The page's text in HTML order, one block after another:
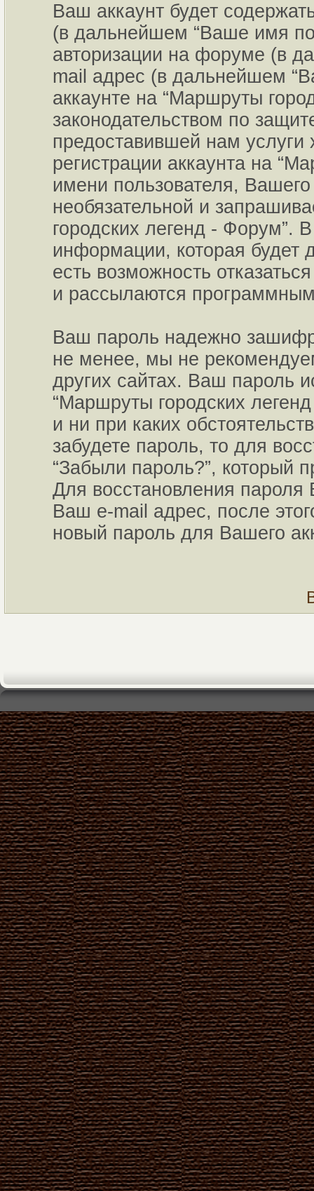
Ваш аккаунт будет
(в дальнейшем “Ваше имя
авторизации на форуме (в
mail адрес (в дальнейшем
аккаунте на “Маршруты
законодательством по
предоставившей нам
регистрации аккаунта на
имени пользователя,
необязательной и
городских легенд - Форум”.
информации, которая будет
есть возможность
и рассылаются
Ваш пароль надежно
не менее, мы не
других сайтах. Ваш пароль
“Маршруты городских
и ни при каких
забудете пароль, то для
“Забыли пароль?”, который
Для восстановления
Ваш e-mail адрес, после
новый пароль для Вашего